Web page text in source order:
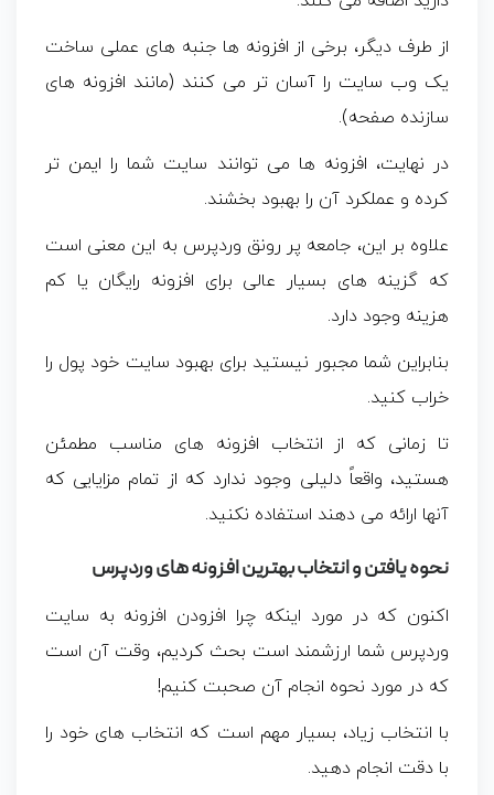
از طرف دیگر، برخی از افزونه ها جنبه های عملی ساخت
یک وب سایت را آسان تر می کنند (مانند افزونه های
سازنده صفحه).
در نهایت، افزونه ها می توانند سایت شما را ایمن تر
کرده و عملکرد آن را بهبود بخشند.
علاوه بر این، جامعه پر رونق وردپرس به این معنی است
که گزینه‌ های بسیار عالی برای افزونه رایگان یا کم
هزینه وجود دارد.
بنابراین شما مجبور نیستید برای بهبود سایت خود پول را
خراب کنید.
تا زمانی که از انتخاب افزونه های مناسب مطمئن
هستید، واقعاً دلیلی وجود ندارد که از تمام مزایایی که
آنها ارائه می دهند استفاده نکنید.
نحوه یافتن و انتخاب بهترین افزونه های وردپرس
اکنون که در مورد اینکه چرا افزودن افزونه به سایت
وردپرس شما ارزشمند است بحث کردیم، وقت آن است
که در مورد نحوه انجام آن صحبت کنیم!
با انتخاب زیاد، بسیار مهم است که انتخاب های خود را
با دقت انجام دهید.